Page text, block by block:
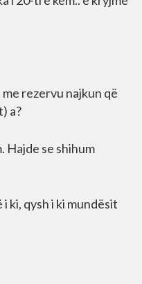
rezervu najkun që
a?
Hajde se shihum
ki, qysh i ki mundësit